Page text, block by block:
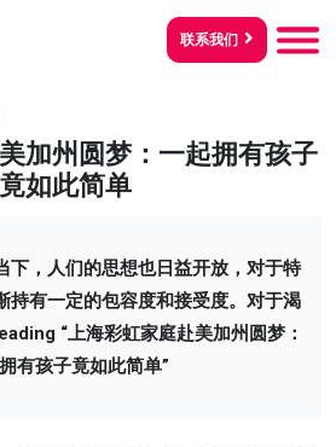
联系我们
加州圆梦：一起拥有孩子
竟如此简单
下，人们的思想也日益开放，对于特
持有一定的包容度和接受度。对于渴
“上海彩虹家庭赴美加州圆梦：
有孩子竟如此简单”